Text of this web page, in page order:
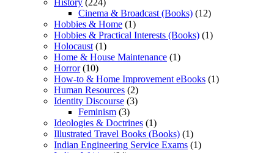
Cinema & Broadcast (Books) (12)
Hobbies & Home (1)
Hobbies & Practical Interests (Books) (1)
Holocaust (1)
Home & House Maintenance (1)
Horror (10)
How-to & Home Improvement eBooks (1)
Human Resources (2)
Identity Discourse (3)
Feminism (3)
Ideologies & Doctrines (1)
Illustrated Travel Books (Books) (1)
Indian Engineering Service Exams (1)